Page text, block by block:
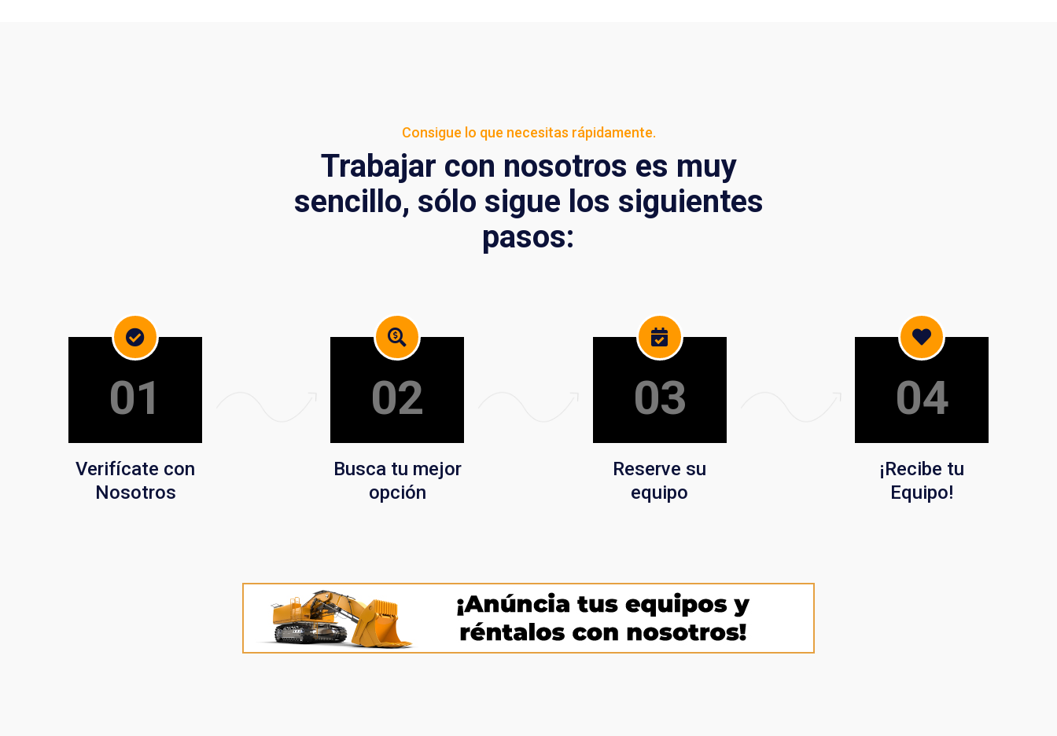
Consigue lo que necesitas rápidamente.
Trabajar con nosotros es muy
sencillo, sólo sigue los siguientes
pasos:
01
Verifícate con
Nosotros
02
Busca tu mejor
opción
03
Reserve su
equipo
04
¡Recibe tu
Equipo!